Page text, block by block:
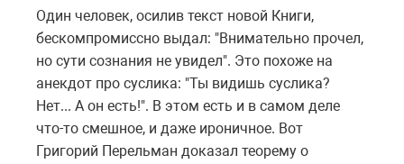
Один человек, осилив текст новой Книги,
бескомпромиссно выдал: "Внимательно прочел,
но сути сознания не увидел". Это похоже на
анекдот про суслика: "Ты видишь суслика?
Нет... А он есть!". В этом есть и в самом деле
что-то смешное, и даже ироничное. Вот
Григорий Перельман доказал теорему о